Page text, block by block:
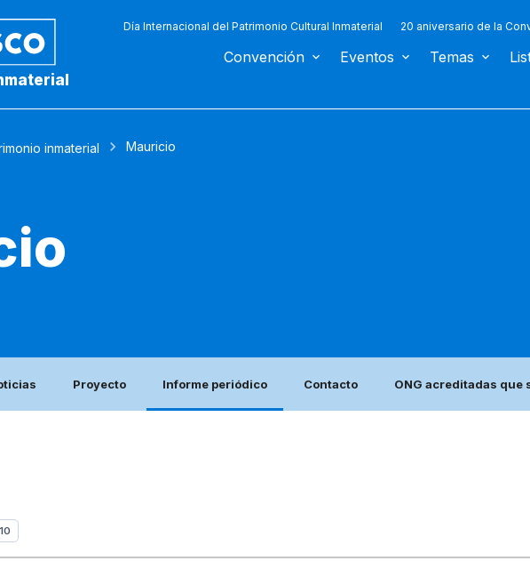
Día Internacional del Patrimonio Cultural Inmaterial 20 aniversario de la
Convención Eventos Temas
inmaterial Mauricio
Proyecto Informe periódico Contacto ONG acreditadas que